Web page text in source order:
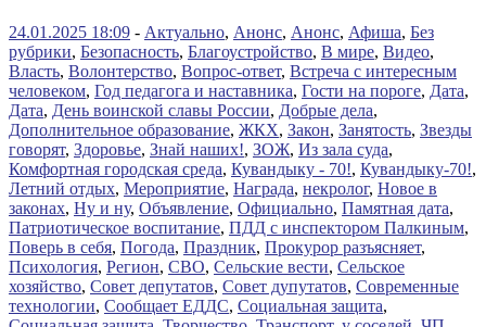
24.01.2025 18:09 - Актуально, Анонс, Анонс, Афиша, Без
рубрики, Безопасность, Благоустройство, В мире, Видео,
Власть, Волонтерство, Вопрос-ответ, Встреча с интересным
человеком, Год педагога и наставника, Гости на пороге, Дата,
Дата, День воинской славы России, Добрые дела,
Дополнительное образование, ЖКХ, Закон, Занятость, Звезды
говорят, Здоровье, Знай наших!, ЗОЖ, Из зала суда,
Комфортная городская среда, Кувандыку - 70!, Кувандыку-70!,
Летний отдых, Мероприятие, Награда, некролог, Новое в
законах, Ну и ну, Объявление, Официально, Памятная дата,
Патриотическое воспитание, ПДД с инспектором Палкиным,
Поверь в себя, Погода, Праздник, Прокурор разъясняет,
Психология, Регион, СВО, Сельские вести, Сельское
хозяйство, Совет депутатов, Совет дупутатов, Современные
технологии, Сообщает ЕДДС, Социальная защита,